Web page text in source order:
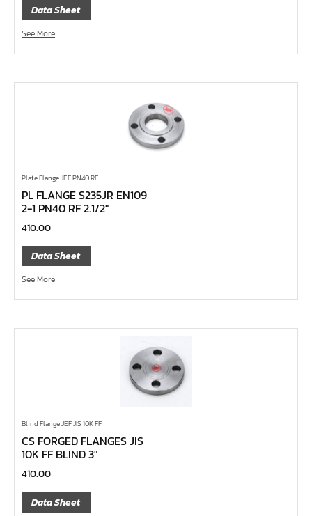
ด้ามฟรี หัวเล็ก ด้ามเรียบ 1/4", 3/8", 1/2"
ด้ามฟรี หัวเล็ก ด้ามเหล็ก 1/4", 3/8", 1/2"
ด้ามฟรีสั้น 1/4", 3/8", 1/2"
ด้ามฟรี ด้ามเหล็ก 1/4", 3/8", 1/2", 1"
บ๊อกซ์เดือยโผล่ ท๊อกซ์ พลัส 5 แฉก
บ๊อกซ์เดือยโผล่ ท๊อกซ์, ท๊อกซ์มีรู
บ๊อกซ์เดือยโผล่ 12 แฉก, บ๊อกซ์เดือยโผล่ 12 เหลี่ยม
บ๊อกซ์เดือยโผล่ หกเหลี่ยม,บ๊อกซ์เดือยโผล่ หกเหลี่ยมหัว
บอล
บ๊อกซ์เดือยโผล่ แบน
ประแจ L หกเหลี่ยม
เหล็กตอก
เหล็กสกัด
เหล็กส่ง
Data Sheet
See More
Plate Flange JEF PN40 RF
PL FLANGE S235JR EN109
2-1 PN40 RF 2.1/2″
410.00
Data Sheet
See More
Blind Flange JEF JIS 10K FF
CS FORGED FLANGES JIS
10K FF BLIND 3″
410.00
Data Sheet